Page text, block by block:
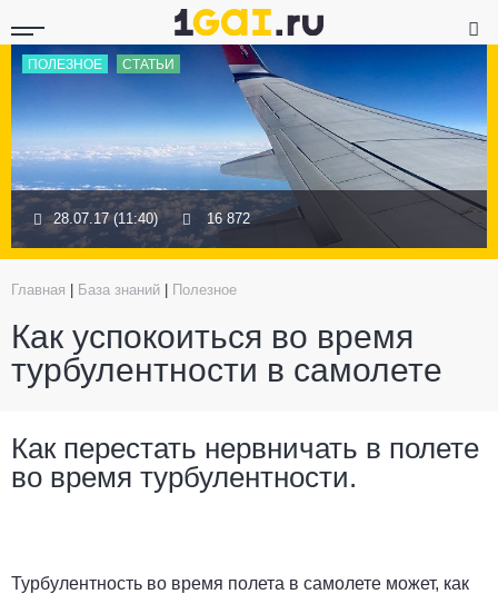
ПОЛЕЗНОЕ СТАТЬИ
28.07.17 (11:40) 16 872
Главная База знаний Полезное
Как успокоиться во время
турбулентности в самолете
Как перестать нервничать в полете
во время турбулентности.
Турбулентность во время полета в самолете может, как